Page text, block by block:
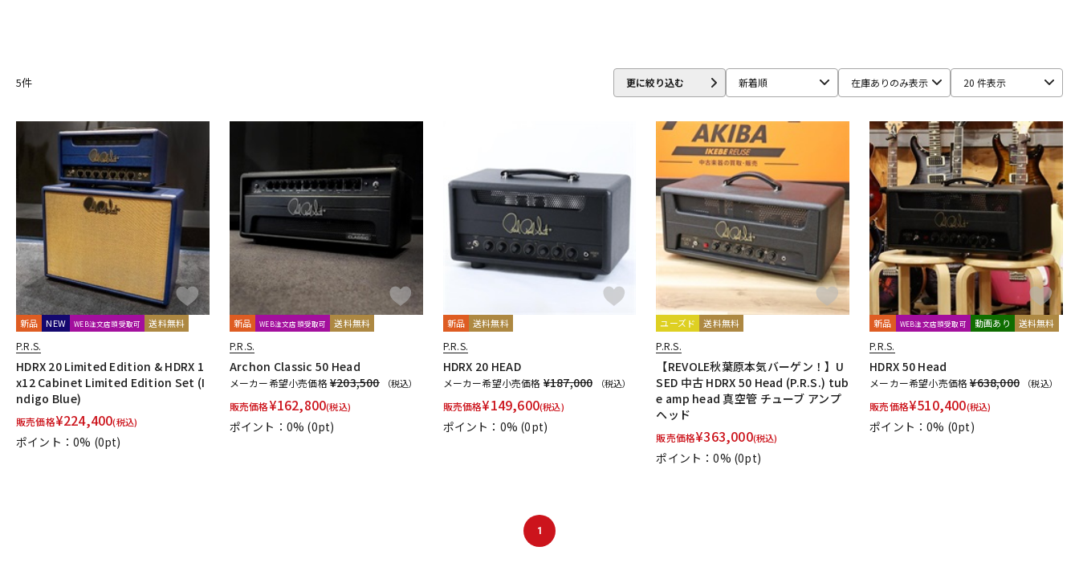
5件 更に絞り込む 新着順 在庫ありのみ表示 20 件表示
新品 NEW WEB注文店頭受取可 送料無料
P.R.S.
HDRX 20 Limited Edition & HDRX 1
x12 Cabinet Limited Edition Set (I
ndigo Blue)
販売価格¥224,400(税込)
ポイント：0% (0pt)
新品 WEB注文店頭受取可 送料無料
P.R.S.
Archon Classic 50 Head
メーカー希望小売価格¥203,500 （税込）
販売価格¥162,800(税込)
ポイント：0% (0pt)
新品 送料無料
P.R.S.
HDRX 20 HEAD
メーカー希望小売価格 ¥187,000 （税込）
販売価格¥149,600(税込)
ポイント：0% (0pt)
ユーズド 送料無料
P.R.S.
【REVOLE秋葉原本気バーゲン！】U
SED 中古 HDRX 50 Head (P.R.S.) tub
e amp head 真空管 チューブ アンプ
ヘッド
販売価格¥363,000(税込)
ポイント：0% (0pt)
新品 WEB注文店頭受取可 動画あり 送料無料
P.R.S.
HDRX 50 Head
メーカー希望小売価格¥638,000 （税込）
販売価格¥510,400(税込)
ポイント：0% (0pt)
1